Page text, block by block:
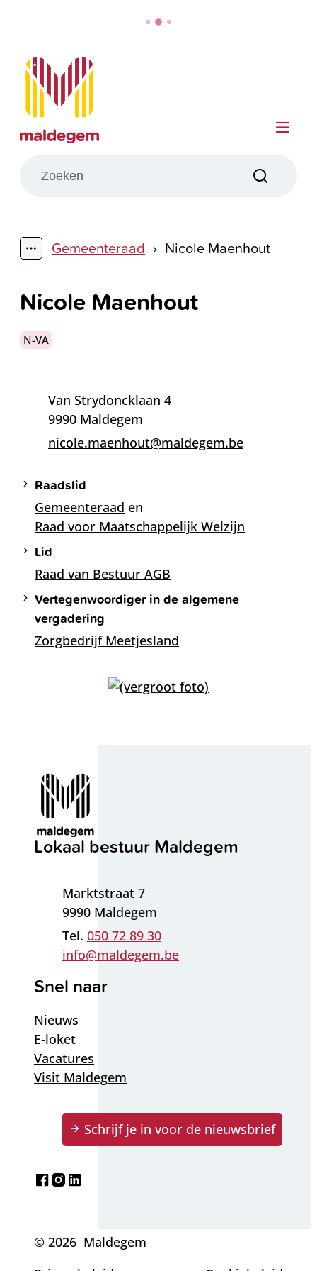
Maldegem
Zoeken
Toon alle broodkruimel items
Gemeenteraad Nicole Maenhout
Nicole Maenhout
N-VA
AdresVan Strydoncklaan 4
,9990 Maldegem
E-mailnicole.maenhout@maldegem.be
Raadslid
Gemeenteraad en
Raad voor Maatschappelijk Welzijn
Lid
Raad van Bestuur AGB
Vertegenwoordiger in de algemene
vergadering
Zorgbedrijf Meetjesland
Contact & openingsuren
Lokaal bestuur Maldegem
AdresMarktstraat 7
,9990 Maldegem
050 72 89 30
E-mailinfo@maldegem.be
Snel naar
Nieuws
E-loket
Vacatures
Visit Maldegem
Schrijf je in voor de nieuwsbrief
Facebook
Instagram
LinkedIn
© 2026 Maldegem